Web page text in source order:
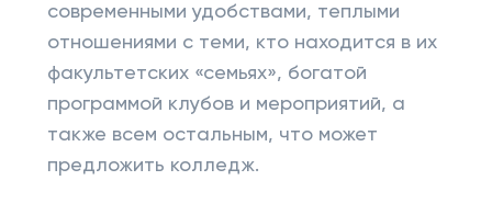
современными удобствами, теплыми
отношениями с теми, кто находится в их
факультетских «семьях», богатой
программой клубов и мероприятий, а
также всем остальным, что может
предложить колледж.